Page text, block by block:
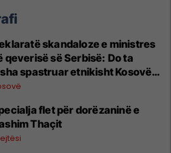
skandaloze e ministres
qeverisë së Serbisë: Do ta
spastruar etnikisht Kosovën
vitin 1998
flet për dorëzaninë e
Thaçit